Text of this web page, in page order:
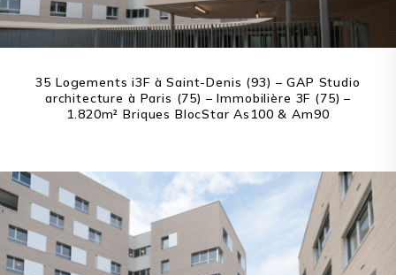
35 Logements i3F à Saint-Denis (93) – GAP Studio
architecture à Paris (75) – Immobilière 3F (75) –
1.820m² Briques BlocStar As100 & Am90